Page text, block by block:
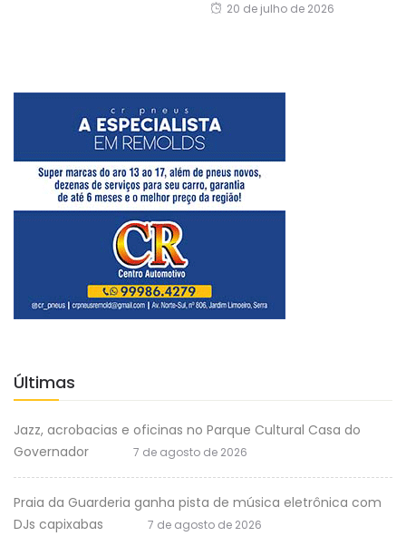
20 de julho de 2026
Últimas
Jazz, acrobacias e oficinas no Parque Cultural Casa do
Governador
7 de agosto de 2026
Praia da Guarderia ganha pista de música eletrônica com
DJs capixabas
7 de agosto de 2026